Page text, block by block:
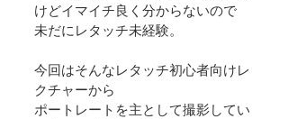
けどイマイチ良く分からないので
未だにレタッチ未経験。
今回はそんなレタッチ初心者向けレ
クチャーから
ポートレートを主として撮影してい